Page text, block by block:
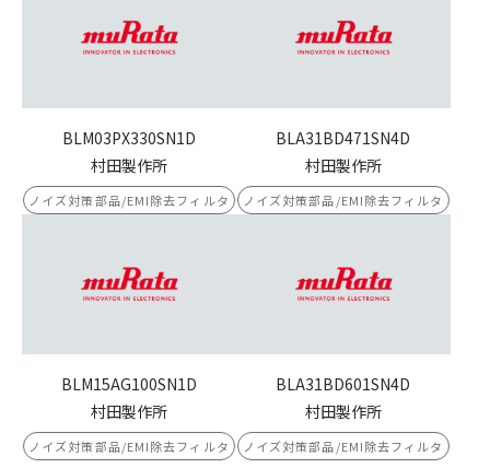
BLM03PX330SN1D
村田製作所
ノイズ対策部品/EMI除去フィルタ
BLA31BD471SN4D
村田製作所
ノイズ対策部品/EMI除去フィルタ
BLM15AG100SN1D
村田製作所
ノイズ対策部品/EMI除去フィルタ
BLA31BD601SN4D
村田製作所
ノイズ対策部品/EMI除去フィルタ